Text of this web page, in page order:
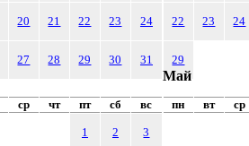
20 21 22 23 24
27 28 29 30 31
22 23 24
29
ср чт пт сб вс
1 2 3
Май
пн вт ср